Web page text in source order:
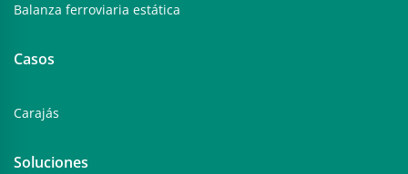
Balanza ferroviaria estática
Casos
Carajás
Soluciones